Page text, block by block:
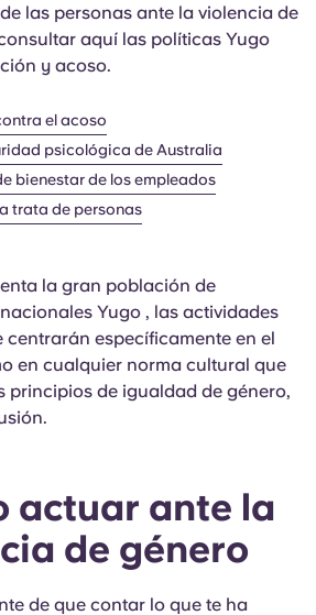
las personas ante la violencia de
aquí las políticas Yugo
y acoso.
el acoso
psicológica de Australia
bienestar de los empleados
trata de personas
la gran población de
Yugo , las actividades
centrarán específicamente en el
en cualquier norma cultural que
principios de igualdad de género,
actuar ante la
de género
de que contar lo que te ha